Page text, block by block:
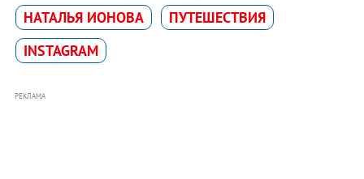
НАТАЛЬЯ ИОНОВА
ПУТЕШЕСТВИЯ
INSTAGRAM
РЕКЛАМА